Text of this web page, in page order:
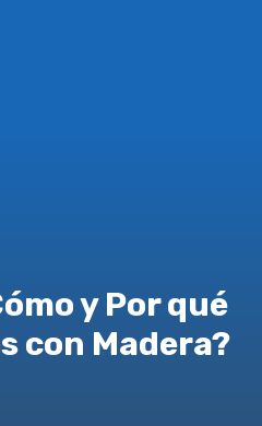
y Por qué
con Madera?